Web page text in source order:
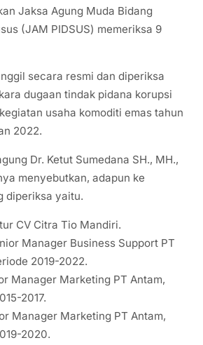
Jaksa Agung Muda Bidang
(JAM PIDSUS) memeriksa 9
secara resmi dan diperiksa
dugaan tindak pidana korupsi
usaha komoditi emas tahun
2022.
Dr. Ketut Sumedana SH., MH.,
menyebutkan, adapun ke
diperiksa yaitu.
CV Citra Tio Mandiri.
Manager Business Support PT
2019-2022.
Manager Marketing PT Antam,
2017.
Manager Marketing PT Antam,
2020.